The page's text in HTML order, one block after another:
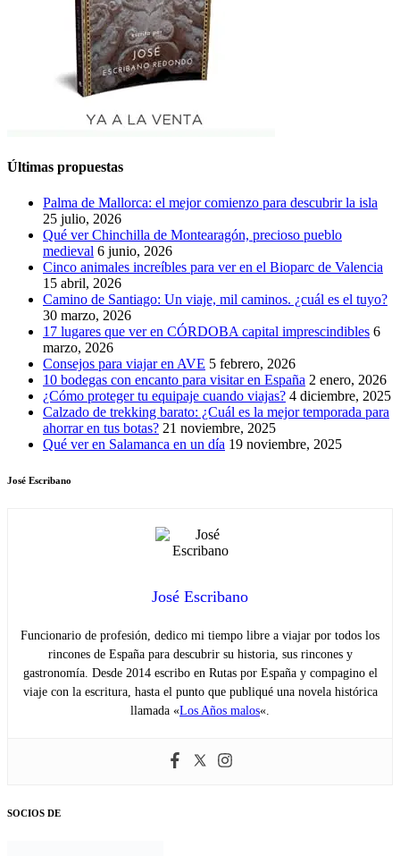
Últimas propuestas
Palma de Mallorca: el mejor comienzo para descubrir la isla
25 julio, 2026
Qué ver Chinchilla de Montearagón, precioso pueblo
medieval 6 junio, 2026
Cinco animales increíbles para ver en el Bioparc de Valencia
15 abril, 2026
Camino de Santiago: Un viaje, mil caminos. ¿cuál es el tuyo?
30 marzo, 2026
17 lugares que ver en CÓRDOBA capital imprescindibles 6
marzo, 2026
Consejos para viajar en AVE 5 febrero, 2026
10 bodegas con encanto para visitar en España 2 enero, 2026
¿Cómo proteger tu equipaje cuando viajas? 4 diciembre, 2025
Calzado de trekking barato: ¿Cuál es la mejor temporada para
ahorrar en tus botas? 21 noviembre, 2025
Qué ver en Salamanca en un día 19 noviembre, 2025
José Escribano
José Escribano
Funcionario de profesión, dedico mi tiempo libre a viajar por todos los
rincones de España para descubrir su historia, sus rincones y
gastronomía. Desde 2014 escribo en Rutas por España y compagino el
viaje con la escritura, hasta el punto que publiqué una novela histórica
llamada «Los Años malos«.
SOCIOS DE